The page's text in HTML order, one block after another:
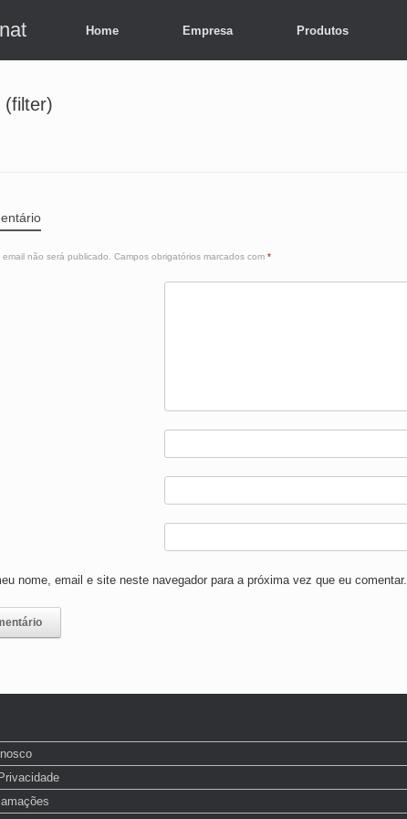
Home Empresa Produtos
(filter)
não será publicado. Campos obrigatórios marcados com *
nome, email e site neste navegador para a próxima vez que eu comentar.